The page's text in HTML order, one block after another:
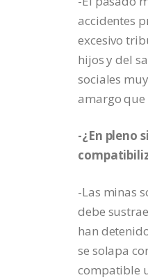
accidentes
excesivo
hijos y del
sociales
amargo que
-¿En pleno
-Las minas
debe
han
se solapa
compatible